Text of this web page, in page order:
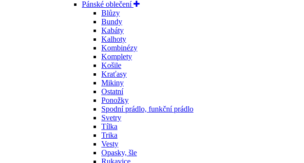
Pánské oblečení
Blůzy
Bundy
Kabáty
Kalhoty
Kombinézy
Komplety
Košile
Kraťasy
Mikiny
Ostatní
Ponožky
Spodní prádlo, funkční prádlo
Svetry
Tílka
Trika
Vesty
Opasky, šle
Rukavice